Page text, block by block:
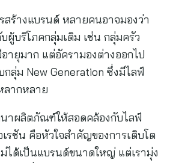
สร้างแบรนด์ หลายคนอาจมองว่า
ผู้บริโภคกลุ่มเดิม เช่น กลุ่มครัว
ายุมาก แต่อัครามองต่างออกไป
ลุ่ม New Generation ซึ่งมีไลฟ์
ลากหลาย
าผลิตภัณฑ์ให้สอดคล้องกับไลฟ์
เรชัน คือหัวใจสำคัญของการเติบโต
ได้เป็นแบรนด์ขนาดใหญ่ แต่เรามุ่ง